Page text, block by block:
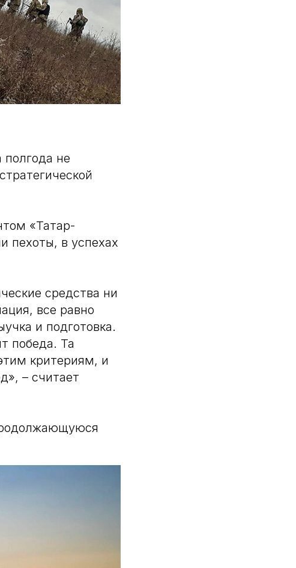
не
«Татар-
пехоты, в успехах
средства ни
все равно
и подготовка.
победа. Та
критериям, и
– считает